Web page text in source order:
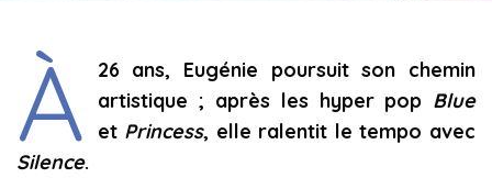
À
26 ans, Eugénie poursuit son chemin
artistique ; après les hyper pop Blue
et Princess, elle ralentit le tempo avec
Silence.